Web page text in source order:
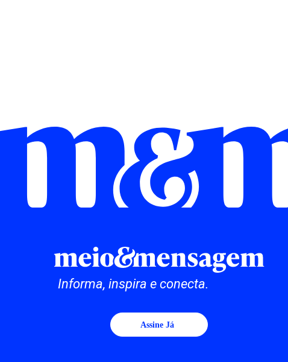
Informa, inspira e conecta.
Assine Já